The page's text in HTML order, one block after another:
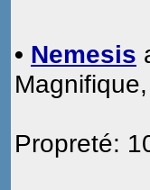
• Nemesis
Propreté: